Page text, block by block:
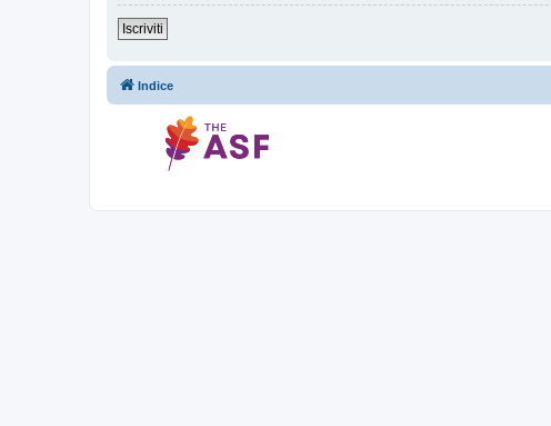
Iscriviti
Indice